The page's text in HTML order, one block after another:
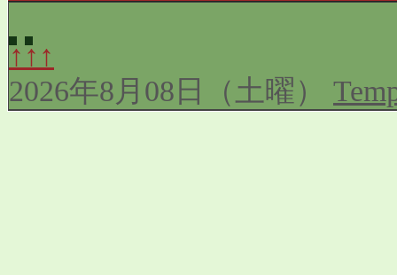
↑↑↑
2026年8月08日（土曜）